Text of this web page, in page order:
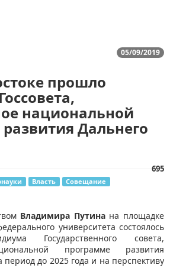
05/09/2019
прошло
национальной
Дальнего
695
Власть
Совещание
Владимира Путинана площадке
университета состоялось
Государственного совета,
программе развития
период до 2025 года и на перспективу